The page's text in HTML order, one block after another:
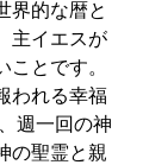
界的な暦と
主イエスが
とです。
われる幸福
週一回の神
の聖霊と親